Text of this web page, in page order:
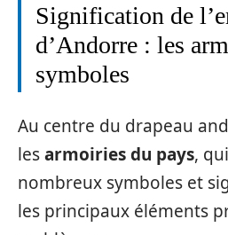
Signification de
d’Andorre : les
symboles
Au centre du drapeau
lesarmoiries du pays,
nombreux symboles et
les principaux éléments